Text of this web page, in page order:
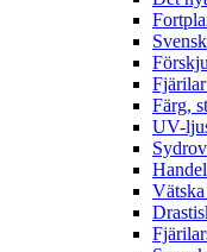
Färg,
UV-